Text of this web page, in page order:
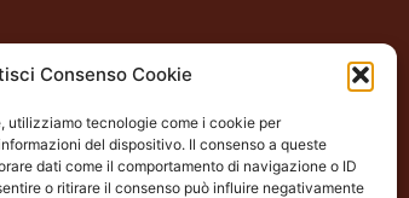
Consenso Cookie
utilizziamo tecnologie come i cookie per
del dispositivo. Il consenso a queste
dati come il comportamento di navigazione o ID
o ritirare il consenso può influire negativamente